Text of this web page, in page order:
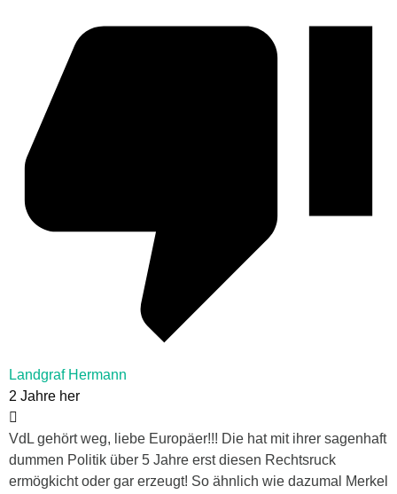
Landgraf Hermann
2 Jahre her
VdL gehört weg, liebe Europäer!!! Die hat mit ihrer sagenhaft
dummen Politik über 5 Jahre erst diesen Rechtsruck
ermögkicht oder gar erzeugt! So ähnlich wie dazumal Merkel